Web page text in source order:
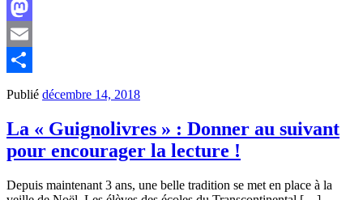
Facebook
Mastodon
Email
Publié décembre 14, 2018
La « Guignolivres » : Donner au suivant
pour encourager la lecture !
Depuis maintenant 3 ans, une belle tradition se met en place à la